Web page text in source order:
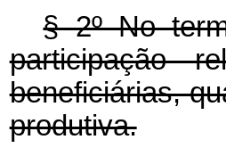
§ 2º No
participação
beneficiárias,
produtiva.